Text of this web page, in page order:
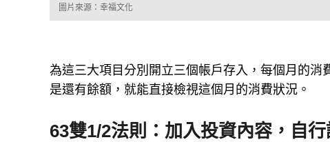
圖片來源：幸福文化
為這三大項目分別開立三個帳戶存入，每個月的
是還有餘額，就能直接檢視這個月的消費狀況。
63雙1/2法則：加入投資內容，自行